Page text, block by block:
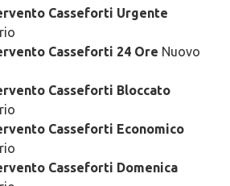
Casseforti Urgente
Casseforti 24 Ore Nuovo
Casseforti Bloccato
Casseforti Economico
Casseforti Domenica